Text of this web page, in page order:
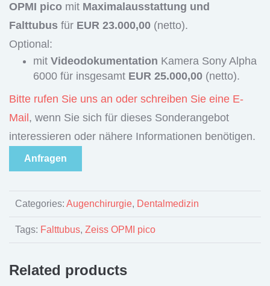
OPMI pico mit Maximalausstattung und
Falttubus für EUR 23.000,00 (netto).
Optional:
mit Videodokumentation Kamera Sony Alpha
6000 für insgesamt EUR 25.000,00 (netto).
Bitte rufen Sie uns an oder schreiben Sie eine E-
Mail , wenn Sie sich für dieses Sonderangebot
interessieren oder nähere Informationen benötigen.
Anfragen
Categories: Augenchirurgie, Dentalmedizin
Tags: Falttubus, Zeiss OPMI pico
Related products